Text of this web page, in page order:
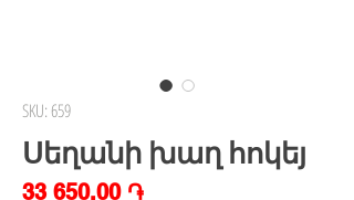
SKU: 659
Սեղանի խաղ հոկեյ
33 650,00 ֏Price